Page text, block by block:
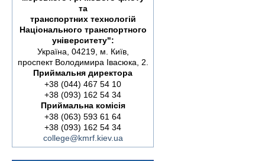
та
транспортних технологій
Національного транспортного
університету":
Україна, 04219, м. Київ,
проспект Володимира Івасюка, 2.
Приймальня директора
+38 (044) 467 54 10
+38 (093) 162 54 34
Приймальна комісія
+38 (063) 593 61 64
+38 (093) 162 54 34
college@kmrf.kiev.ua